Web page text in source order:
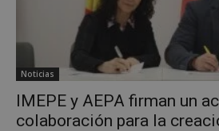
Noticias
IMEPE y AEPA firman un
colaboración para la